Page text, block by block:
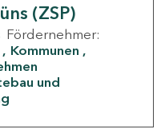
(ZSP)
Fördernehmer:
Kommunen
und